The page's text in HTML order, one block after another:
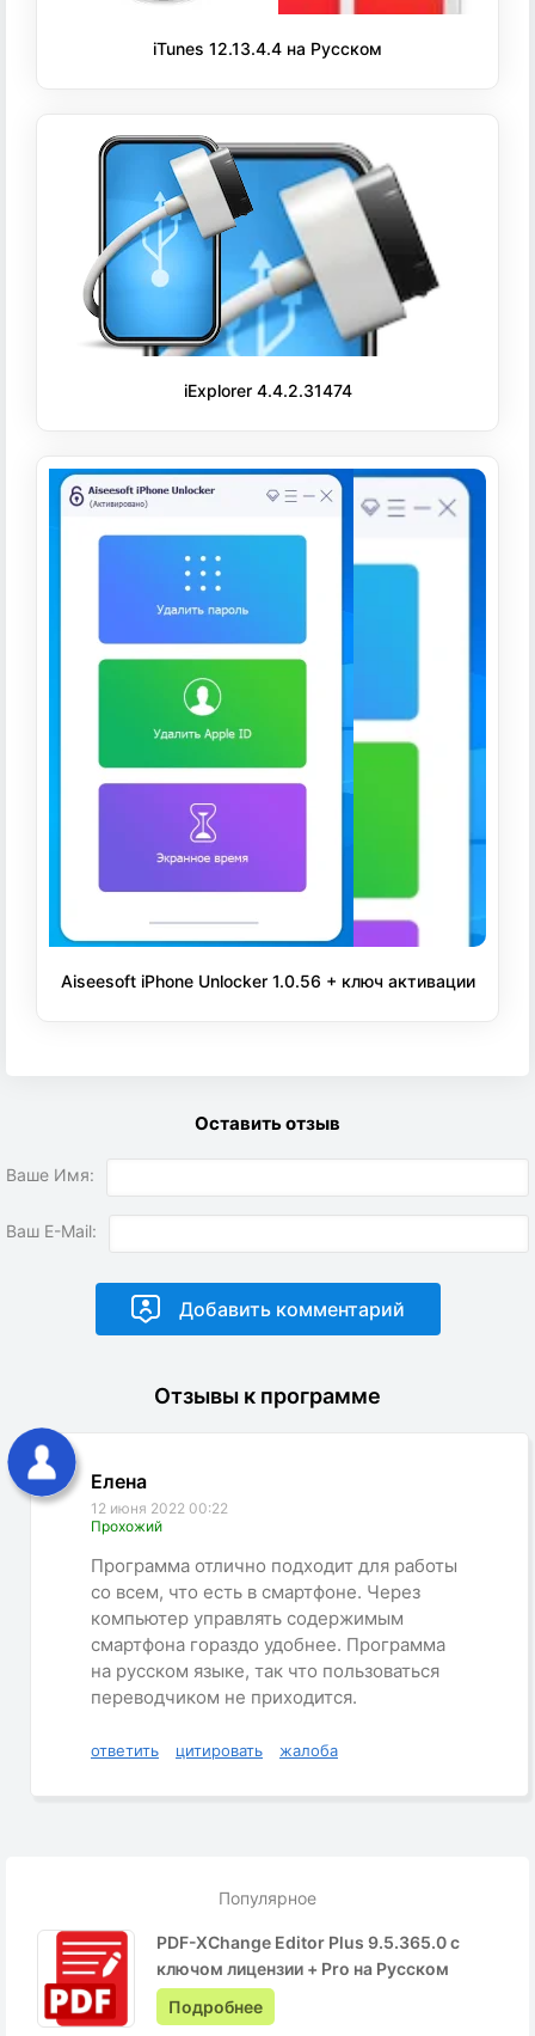
Популярное
PDF-XChange Editor Plus 9.5.365.0 с
ключом лицензии + Pro на Русском
Подробнее
iTunes 12.13.4.4 на Русском
iExplorer 4.4.2.31474
Aiseesoft iPhone Unlocker 1.0.56 + ключ активации
Оставить отзыв
Ваше Имя:
Ваш E-Mail:
Отзывы к программе
Елена
12 июня 2022 00:22
Прохожий
Программа отлично подходит для работы
со всем, что есть в смартфоне. Через
компьютер управлять содержимым
смартфона гораздо удобнее. Программа
на русском языке, так что пользоваться
переводчиком не приходится.
ответить цитировать жалоба